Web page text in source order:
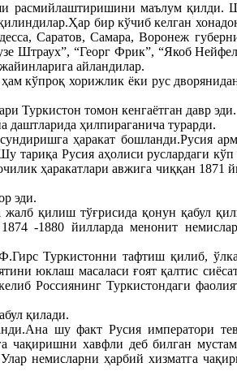
расмийлаштиришини маълум қилди.
бир кўчиб келган
Саратов, Самара, Воронеж
Штраух”, “Георг Фрик”, “Якоб
айландилар.
кўпроқ хорижлик ёки рус
Туркистон томон кенгаётган давр эди.
ҳилпираганича турарди.
ҳаракат бошланди.Русия
тариқа Русия аҳолиси руслардаги
ҳаракатлари авжига чиққан 1871
эди.
жалб қилиш тўғрисида қонун қабул
-1880 йилларда менонит
Туркистонни тафтиш қилиб,
юклаш масаласи ғоят қалтис
Россиянинг Туркистондаги
қилади.
шу факт Русия императори
чақиришни хавфли деб билган
немисларни ҳарбий хизматга